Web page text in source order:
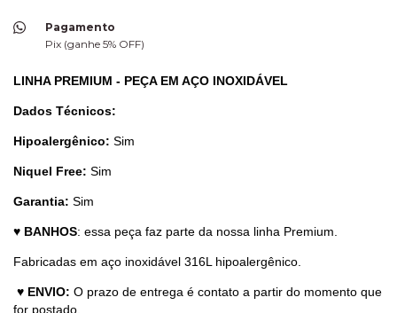
Pagamento
Pix (ganhe 5% OFF)
LINHA PREMIUM - PEÇA EM AÇO INOXIDÁVEL
Dados Técnicos:
Hipoalergênico: Sim
Niquel Free: Sim
Garantia: Sim
♥ BANHOS: essa peça faz parte da nossa linha Premium.
Fabricadas em aço inoxidável 316L hipoalergênico.
♥ ENVIO: O prazo de entrega é contato a partir do momento que
for postado.